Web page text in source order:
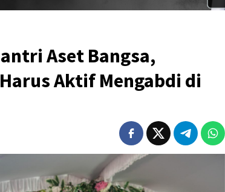
Aset Bangsa,
Aktif Mengabdi di